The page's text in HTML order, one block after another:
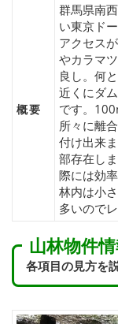
概要
群馬県南
い東京ド
アクセス
やカラマ
良し。何
近くにダ
です。
所々に離
付け出来
部存在し
際には効
林内は小
多いので
山林物件
各項目の見方を